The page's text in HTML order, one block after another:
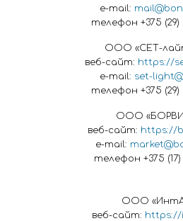
e-mail:
телефон +375 (29)
ООО «СЕТ-
веб-сайт: https://
e-mail: set-
телефон +375 (29)
ООО
веб-сайт: https://
e-mail:
телефон +375 (17)
ООО
веб-сайт: https://